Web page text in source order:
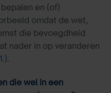
en (of)
omdat de wet,
die bevoegdheid
nader in op veranderen
.
die wel in een